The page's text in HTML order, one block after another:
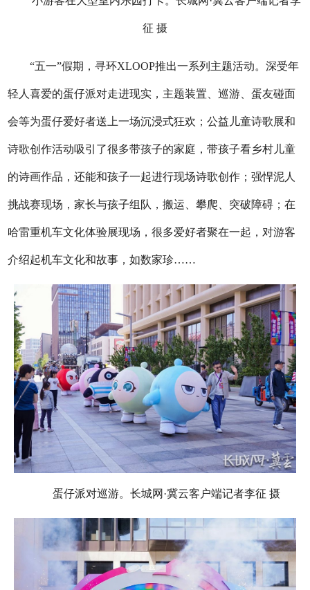
征 摄
“五一”假期，寻环XLOOP推出一系列主题活动。深受年
轻人喜爱的蛋仔派对走进现实，主题装置、巡游、蛋友碰面
会等为蛋仔爱好者送上一场沉浸式狂欢；公益儿童诗歌展和
诗歌创作活动吸引了很多带孩子的家庭，带孩子看乡村儿童
的诗画作品，还能和孩子一起进行现场诗歌创作；强悍泥人
挑战赛现场，家长与孩子组队，搬运、攀爬、突破障碍；在
哈雷重机车文化体验展现场，很多爱好者聚在一起，对游客
介绍起机车文化和故事，如数家珍……
蛋仔派对巡游。长城网·冀云客户端记者李征 摄